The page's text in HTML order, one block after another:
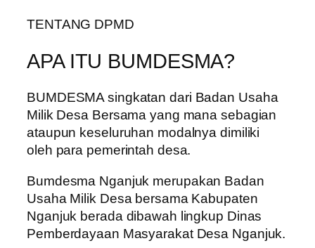
TENTANG DPMD
APA ITU BUMDESMA?
BUMDESMA singkatan dari Badan Usaha
Milik Desa Bersama yang mana sebagian
ataupun keseluruhan modalnya dimiliki
oleh para pemerintah desa.
Bumdesma Nganjuk merupakan Badan
Usaha Milik Desa bersama Kabupaten
Nganjuk berada dibawah lingkup Dinas
Pemberdayaan Masyarakat Desa Nganjuk.